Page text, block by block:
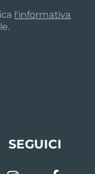
l'informativa
SEGUICI